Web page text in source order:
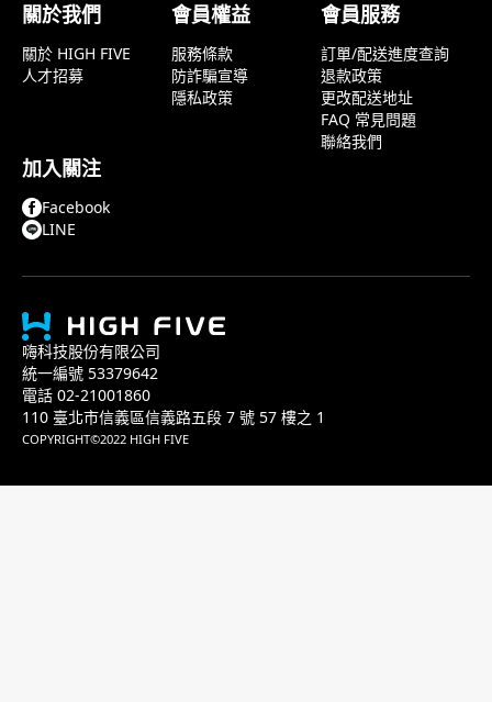
關於我們
關於 HIGH FIVE
人才招募
會員權益
服務條款
防詐騙宣導
隱私政策
會員服務
訂單/配送進度查詢
退款政策
更改配送地址
FAQ 常見問題
聯絡我們
加入關注
Facebook
LINE
嗨科技股份有限公司
統一編號 53379642
電話 02-21001860
110 臺北市信義區信義路五段 7 號 57 樓之 1
COPYRIGHT©2022 HIGH FIVE